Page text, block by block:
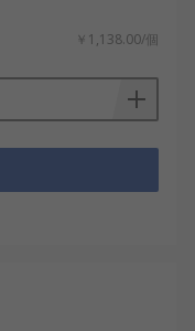
￥1,138.00/個